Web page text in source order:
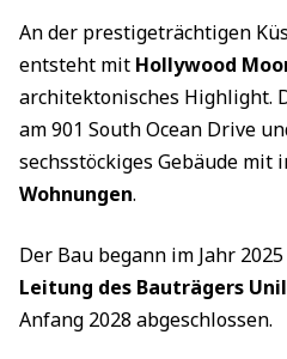
An der prestigeträchtigen
entsteht mit Hollywood
architektonisches Highlight.
am 901 South Ocean Drive
sechsstöckiges Gebäude mit
Wohnungen.
Der Bau begann im Jahr
Leitung des Bauträgers
Anfang 2028 abgeschlossen.